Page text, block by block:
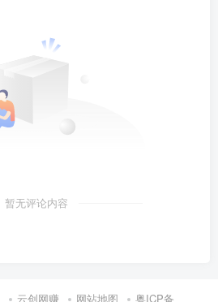
暂无评论内容
云创网赚 网站地图 粤ICP备